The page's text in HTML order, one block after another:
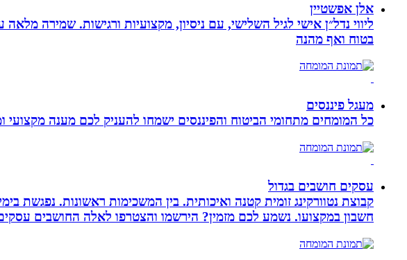
אלן אפשטיין
ליווי נדל״ן אישי לגיל השלישי, עם ניסיון, מקצועיות ורגישות. שמירה
בטוח ואף מהנה
מעגל פיננסים
כל המומחים מתחומי הביטוח והפיננסים ישמחו להעניק לכם מענה מקצועי
עסקים חושבים בגדול
חשבון במקצועו. נשמע לכם מזמין? הירשמו והצטרפו לאלה החושבים